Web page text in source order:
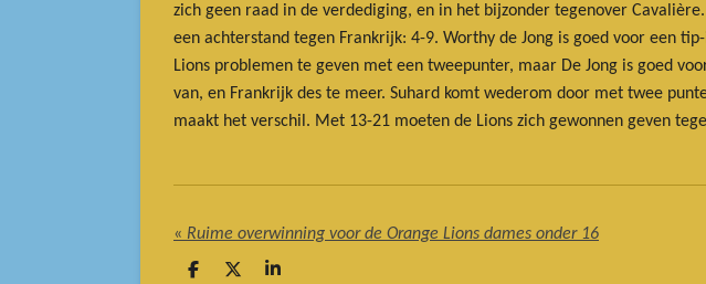
zich geen raad in de verdediging, en in het bijzonder tegenover
een achterstand tegen Frankrijk: 4-9. Worthy de Jong is goed voor een
Lions problemen te geven met een tweepunter, maar De Jong is goed
van, en Frankrijk des te meer. Suhard komt wederom door met twee
maakt het verschil. Met 13-21 moeten de Lions zich gewonnen geven
« Ruime overwinning voor de Orange Lions dames onder 16
D
D
S